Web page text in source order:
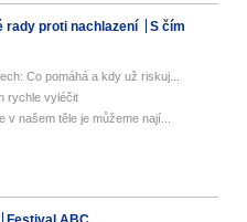
rady proti nachlazení
S čím
Co pomáhá a kdy už riskuj...
rychle vyléčit
našem těle je můžeme nají...